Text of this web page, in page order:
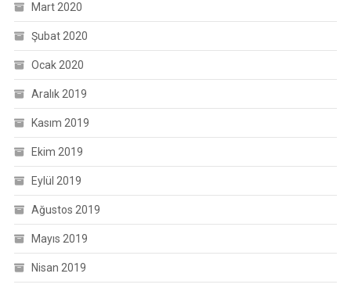
Mart 2020
Şubat 2020
Ocak 2020
Aralık 2019
Kasım 2019
Ekim 2019
Eylül 2019
Ağustos 2019
Mayıs 2019
Nisan 2019